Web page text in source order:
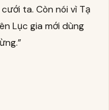
ta. Còn nói vì Tạ
Lục gia mới dùng